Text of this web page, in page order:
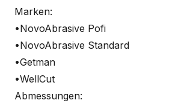
Marken:
•NovoAbrasive Pofi
•NovoAbrasive Standard
•Getman
•WellCut
Abmessungen: